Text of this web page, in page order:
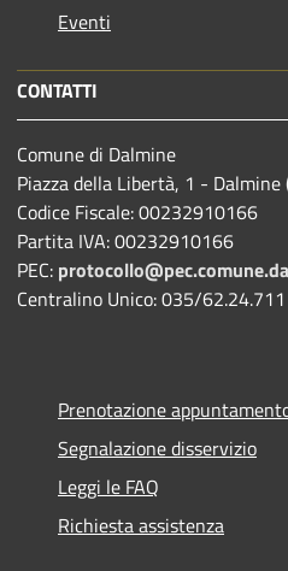
Eventi
CONTATTI
Comune di Dalmine
Piazza della Libertà, 1 -
Codice Fiscale: 00232910166
Partita IVA: 00232910166
PEC:
Centralino Unico: 035/62.24.711
Prenotazione
Segnalazione disservizio
Leggi le FAQ
Richiesta assistenza